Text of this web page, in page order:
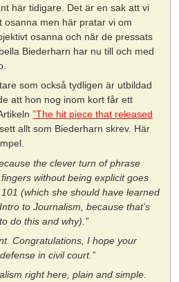
här tidigare. Det är en sak att vi
osanna men här pratar vi om
osanna och när de pressats
Biederharn har nu till och med
som också tydligen är utbildad
att hon nog inom kort får ett
”The hit piece that released
allt som Biederharn skrev. Här
the clever turn of phrase
without being explicit goes
(which she should have learned
to Journalism, because that’s
do this and why).”
Congratulations, I hope your
in civil court.”
right here, plain and simple.